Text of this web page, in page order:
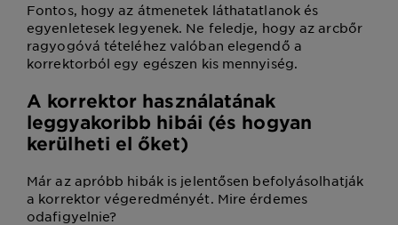
Fontos, hogy az átmenetek láthatatlanok és
egyenletesek legyenek. Ne feledje, hogy az arcbőr
ragyogóvá tételéhez valóban elegendő a
korrektorból egy egészen kis mennyiség.
A korrektor használatának
leggyakoribb hibái (és hogyan
kerülheti el őket)
Már az apróbb hibák is jelentősen befolyásolhatják
a korrektor végeredményét. Mire érdemes
odafigyelnie?